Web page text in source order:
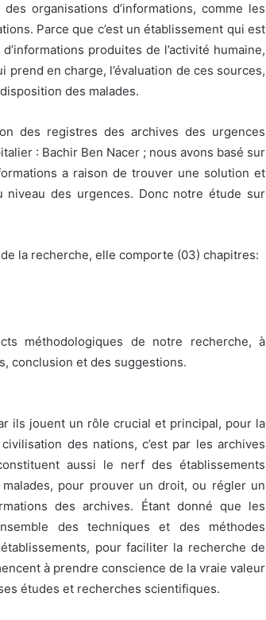
organisations d’informations, comme les
Parce que c’est un établissement qui est
produites de l’activité humaine,
en charge, l’évaluation de ces sources,
des malades.
des registres des archives des urgences
: Bachir Ben Nacer ; nous avons basé sur
a raison de trouver une solution et
niveau des urgences. Donc notre étude sur
de la recherche, elle comporte (03) chapitres:
méthodologiques de notre recherche, à
conclusion et des suggestions.
ils jouent un rôle crucial et principal, pour la
des nations, c’est par les archives
aussi le nerf des établissements
pour prouver un droit, ou régler un
des archives. Étant donné que les
des techniques et des méthodes
pour faciliter la recherche de
à prendre conscience de la vraie valeur
études et recherches scientifiques.